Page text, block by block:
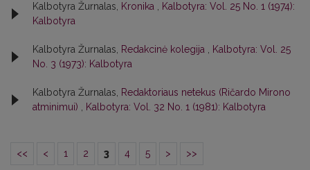
Kalbotyra Žurnalas, Kronika
Kalbotyra: Vol. 25 No. 1 (1974):
Kalbotyra
Kalbotyra Žurnalas, Redakcinė kolegija
Kalbotyra: Vol. 25
No. 3 (1973): Kalbotyra
Kalbotyra Žurnalas,
Redaktoriaus netekus (Ričardo Mirono
atminimui)
Kalbotyra: Vol. 32 No. 1 (1981): Kalbotyra
<< < 1 2 3 4 5 > >>